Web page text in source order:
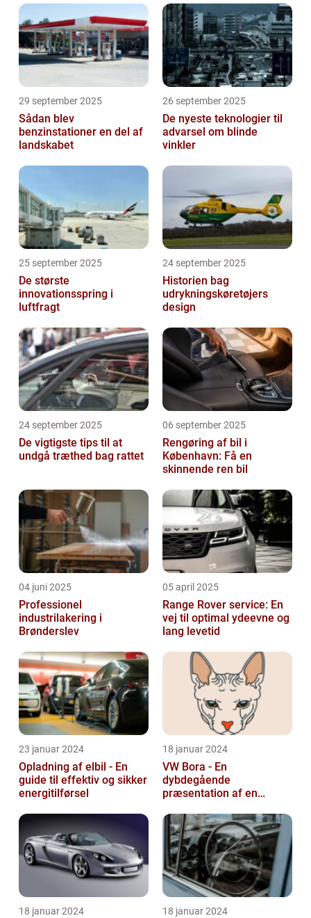
29 september 2025
Sådan blev
benzinstationer en del af
landskabet
26 september 2025
De nyeste teknologier til
advarsel om blinde
vinkler
25 september 2025
De største
innovationsspring i
luftfragt
24 september 2025
Historien bag
udrykningskøretøjers
design
24 september 2025
De vigtigste tips til at
undgå træthed bag rattet
06 september 2025
Rengøring af bil i
København: Få en
skinnende ren bil
04 juni 2025
Professionel
industrilakering i
Brønderslev
05 april 2025
Range Rover service: En
vej til optimal ydeevne og
lang levetid
23 januar 2024
Opladning af elbil - En
guide til effektiv og sikker
energitilførsel
18 januar 2024
VW Bora - En
dybdegående
præsentation af en
18 januar 2024 18 januar 2024